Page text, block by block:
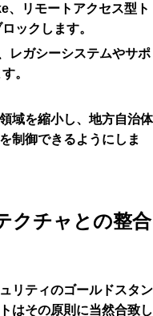
リモートアクセス型ト
ック します。
レガシーシステムやサポ
。
域を縮小し、地方自治体
制御できるようにしま
クチャとの整合
リティのゴールドスタン
はその原則に当然合致し